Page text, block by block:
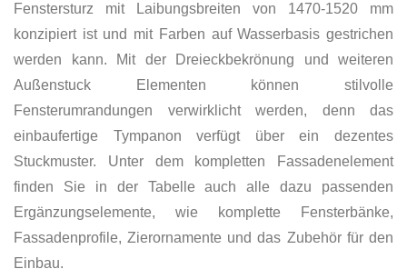
Fenstersturz mit Laibungsbreiten von 1470-1520 mm
konzipiert ist und mit Farben auf Wasserbasis gestrichen
werden kann. Mit der Dreieckbekrönung und weiteren
Außenstuck Elementen können stilvolle
Fensterumrandungen verwirklicht werden, denn das
einbaufertige Tympanon verfügt über ein dezentes
Stuckmuster. Unter dem kompletten Fassadenelement
finden Sie in der Tabelle auch alle dazu passenden
Ergänzungselemente, wie komplette Fensterbänke,
Fassadenprofile, Zierornamente und das Zubehör für den
Einbau.